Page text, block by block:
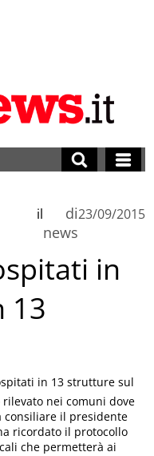
di
news
il 23/09/2015
in
13
in 13 strutture sul
nei comuni dove
consiliare il presidente
ricordato il protocollo
che permetterà ai